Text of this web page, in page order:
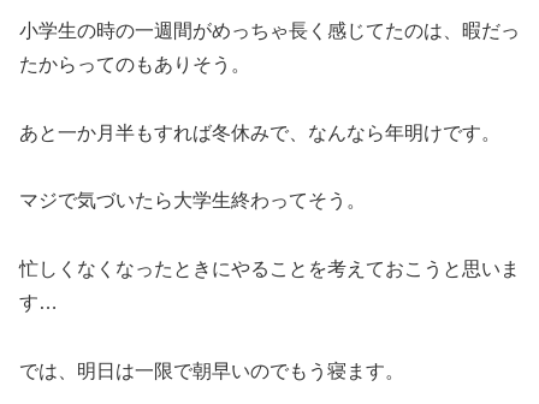
小学生の時の一週間がめっちゃ長く感じてたのは、暇だっ
たからってのもありそう。
あと一か月半もすれば冬休みで、なんなら年明けです。
マジで気づいたら大学生終わってそう。
忙しくなくなったときにやることを考えておこうと思いま
す…
では、明日は一限で朝早いのでもう寝ます。